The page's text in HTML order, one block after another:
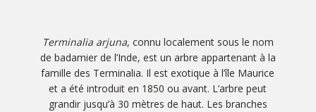
Terminalia arjuna, connu localement sous le nom
de badamier de l’Inde, est un arbre appartenant à la
famille des Terminalia. Il est exotique à l’île Maurice
et a été introduit en 1850 ou avant. L’arbre peut
grandir jusqu’à 30 mètres de haut. Les branches